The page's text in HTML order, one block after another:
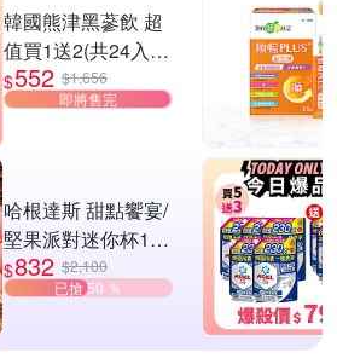
滿1件享95折
韓國熊津黑蔘飲 超
值買1送2(共24入
組)
$552 $1,656
即將售完
哈根達斯 甜點饗宴/
堅果派對迷你杯16
入組 任選
$832 $2,100
已搶 50 ％